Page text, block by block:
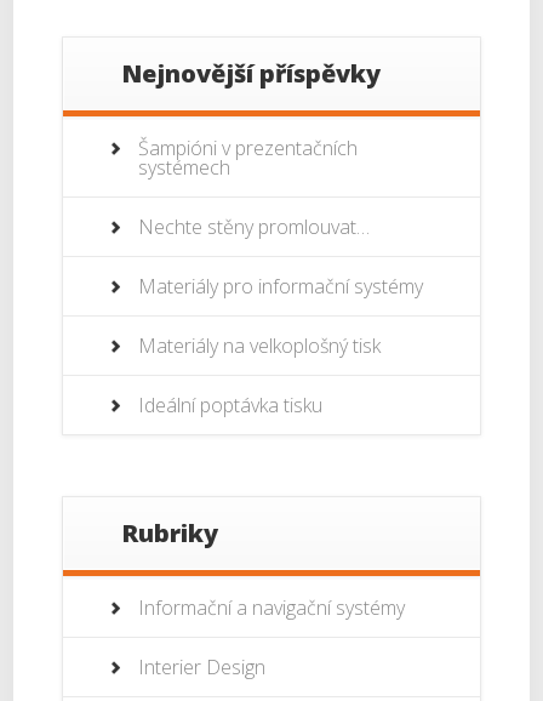
Nejnovější příspěvky
Šampióni v prezentačních
systémech
Nechte stěny promlouvat…
Materiály pro informační systémy
Materiály na velkoplošný tisk
Ideální poptávka tisku
Rubriky
Informační a navigační systémy
Interier Design